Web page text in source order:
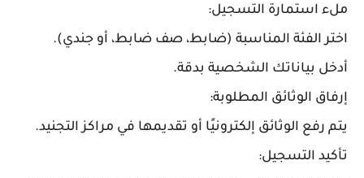
ملء استمارة التسجيل:
اختر الفئة المناسبة (ضابط، صف ضابط، أو جندي).
أدخل بياناتك الشخصية بدقة.
إرفاق الوثائق المطلوبة:
يتم رفع الوثائق إلكترونيًا أو تقديمها في مراكز التجنيد.
تأكيد التسجيل: